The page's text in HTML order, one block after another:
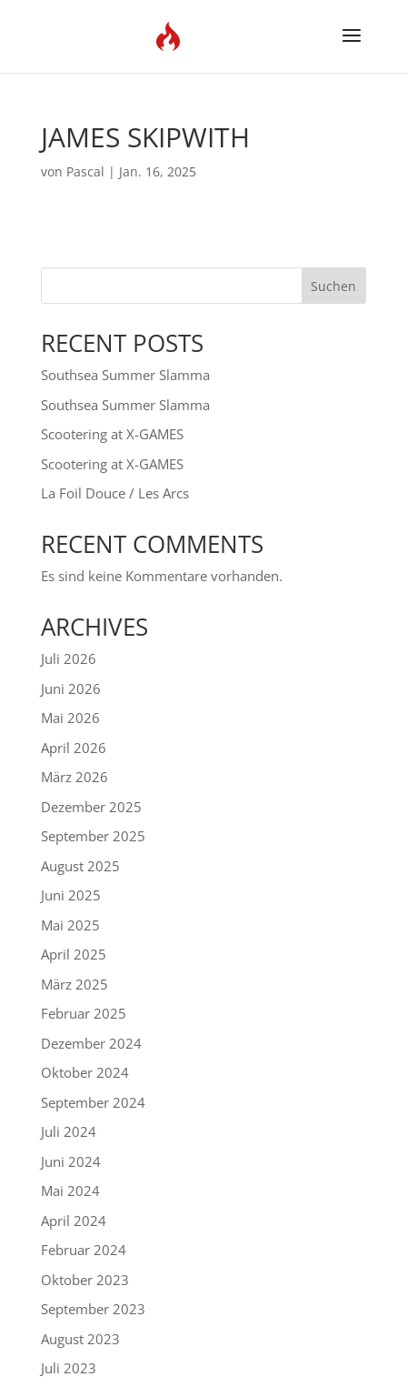
JAMES SKIPWITH
von Pascal | Jan. 16, 2025
Suchen
RECENT POSTS
Southsea Summer Slamma
Southsea Summer Slamma
Scootering at X-GAMES
Scootering at X-GAMES
La Foil Douce / Les Arcs
RECENT COMMENTS
Es sind keine Kommentare vorhanden.
ARCHIVES
Juli 2026
Juni 2026
Mai 2026
April 2026
März 2026
Dezember 2025
September 2025
August 2025
Juni 2025
Mai 2025
April 2025
März 2025
Februar 2025
Dezember 2024
Oktober 2024
September 2024
Juli 2024
Juni 2024
Mai 2024
April 2024
Februar 2024
Oktober 2023
September 2023
August 2023
Juli 2023